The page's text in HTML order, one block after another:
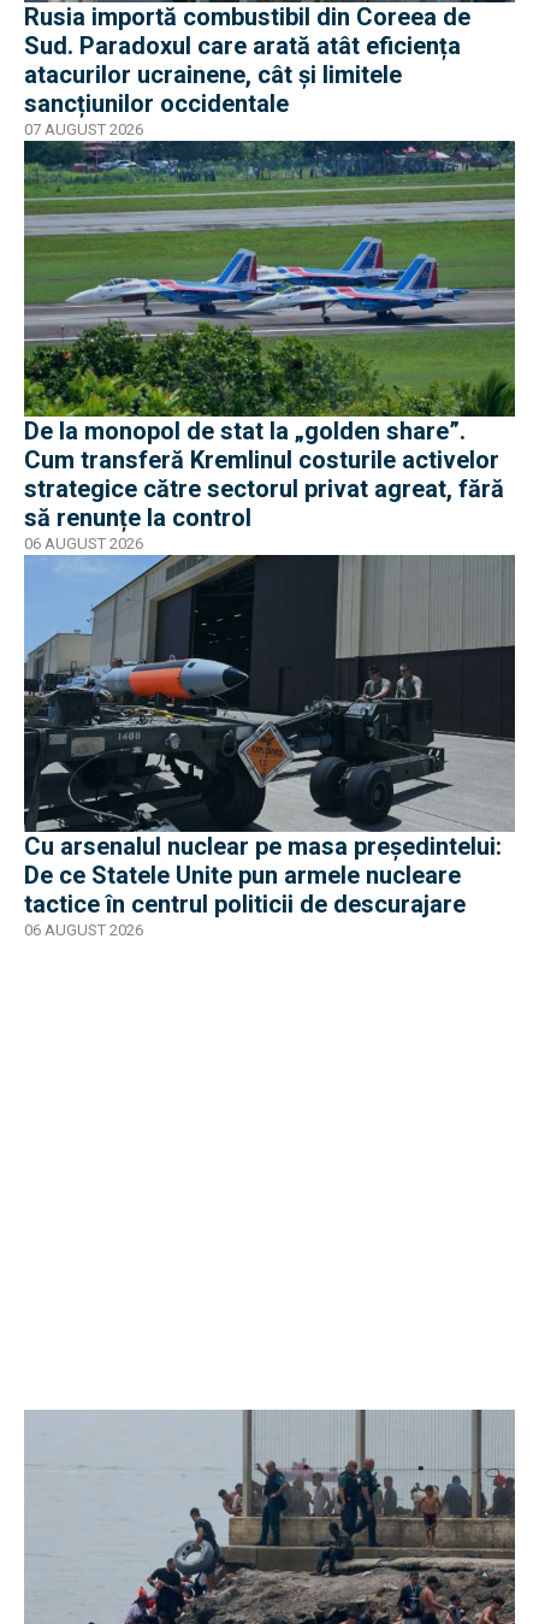
Rusia importă combustibil din Coreea de
Sud. Paradoxul care arată atât eficiența
atacurilor ucrainene, cât și limitele
sancțiunilor occidentale
07 AUGUST 2026
De la monopol de stat la „golden share”.
Cum transferă Kremlinul costurile activelor
strategice către sectorul privat agreat, fără
să renunțe la control
06 AUGUST 2026
Cu arsenalul nuclear pe masa preşedintelui:
De ce Statele Unite pun armele nucleare
tactice în centrul politicii de descurajare
06 AUGUST 2026